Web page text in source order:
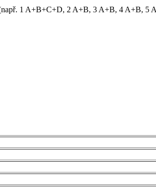
1 A+B+C+D, 2 A+B, 3 A+B, 4 A+B, 5